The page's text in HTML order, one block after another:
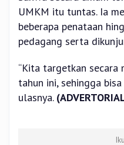
UMKM itu tuntas. Ia
beberapa penataan
pedagang serta
“Kita targetkan secara
tahun ini, sehingga
ulasnya.